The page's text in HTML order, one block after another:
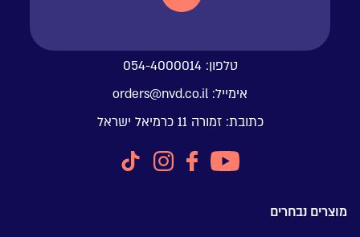
טלפון: 054-4000014
אימייל: orders@nvd.co.il
כתובת: זמורה 11 כרמיאל ישראל
מוצרים נבחרים